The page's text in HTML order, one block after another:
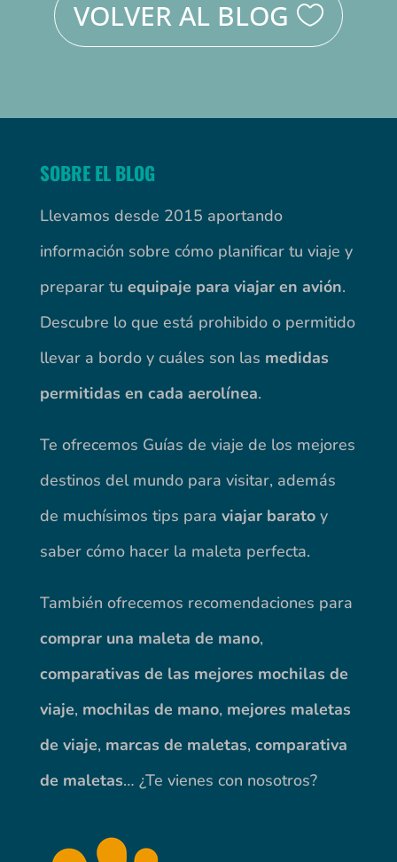
VOLVER AL BLOG
SOBRE EL BLOG
Llevamos desde 2015 aportando
información sobre cómo planificar tu viaje y
preparar tu equipaje para viajar en avión.
Descubre lo que está prohibido o permitido
llevar a bordo y cuáles son las medidas
permitidas en cada aerolínea.
Te ofrecemos Guías de viaje de los mejores
destinos del mundo para visitar, además
de muchísimos tips para viajar baratoy
saber cómo hacer la maleta perfecta.
También ofrecemos recomendaciones para
comprar una maleta de mano,
comparativas de las mejores mochilas de
viaje, mochilas de mano, mejores maletas
de viaje, marcas de maletas, comparativa
de maletas… ¿Te vienes con nosotros?